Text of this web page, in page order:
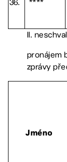
36. ****
II.
pronájem
zprávy
Jméno